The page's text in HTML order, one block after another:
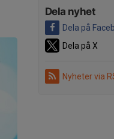
Dela nyhet
Dela på
Dela på X
Nyheter via